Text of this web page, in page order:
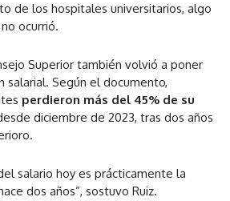
de los hospitales universitarios, algo
ocurrió.
Superior también volvió a poner
salarial. Según el documento,
perdieron más del 45% de su
diciembre de 2023, tras dos años
salario hoy es prácticamente la
dos años”, sostuvo Ruiz.